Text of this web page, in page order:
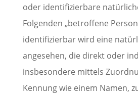
oder identifizierbare
Folgenden „betroffene
identifizierbar wird eine
angesehen, die direkt oder
insbesondere mittels
Kennung wie einem Namen,